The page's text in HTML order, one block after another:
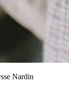
Nardin